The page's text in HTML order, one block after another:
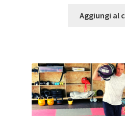
Aggiungi al